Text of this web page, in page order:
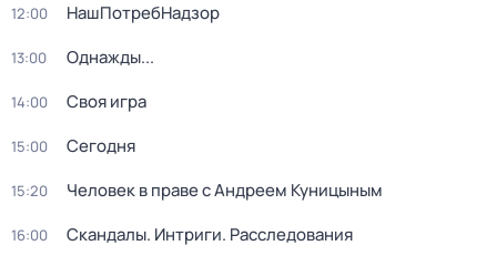
12:00 НашПотребНадзор
13:00 Однажды...
14:00 Своя игра
15:00 Сегодня
15:20 Человек в праве с Андреем Куницыным
16:00 Скандалы. Интриги. Расследования